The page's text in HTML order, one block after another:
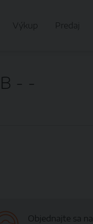
Výkup Predaj
- -
Objednajte sa na